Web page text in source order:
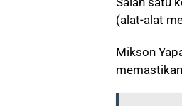
(alat-alat
Mikson